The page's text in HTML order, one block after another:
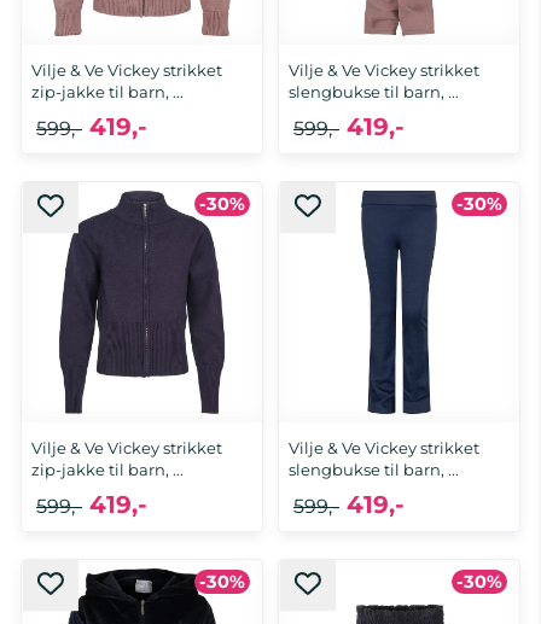
Vilje & Ve Vickey strikket
zip-jakke til barn, ...
419,-
599,-
Vilje & Ve Vickey strikket
slengbukse til barn, ...
419,-
599,-
-30%
Vilje & Ve Vickey strikket
zip-jakke til barn, ...
419,-
599,-
-30%
Vilje & Ve Vickey strikket
slengbukse til barn, ...
419,-
599,-
-30% -30%